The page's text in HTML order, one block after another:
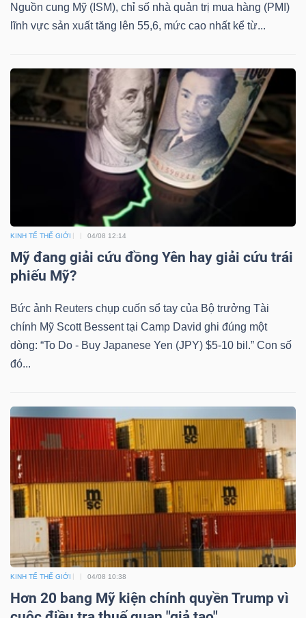
Nguồn cung Mỹ (ISM), chỉ số nhà quản trị mua hàng (PMI)
lĩnh vực sản xuất tăng lên 55,6, mức cao nhất kể từ...
KINH TẾ THẾ GIỚI 04/08 12:14
Mỹ đang giải cứu đồng Yên hay giải cứu trái
phiếu Mỹ?
Bức ảnh Reuters chụp cuốn sổ tay của Bộ trưởng Tài
chính Mỹ Scott Bessent tại Camp David ghi đúng một
dòng: “To Do - Buy Japanese Yen (JPY) $5-10 bil.” Con số
đó...
KINH TẾ THẾ GIỚI 04/08 10:38
Hơn 20 bang Mỹ kiện chính quyền Trump vì